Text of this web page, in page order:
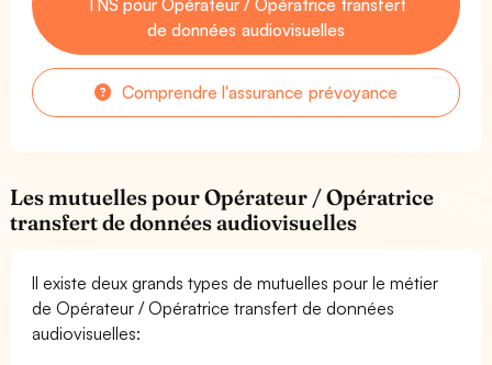
de données audiovisuelles
Comprendre l'assurance prévoyance
Les mutuelles pour Opérateur / Opératrice
transfert de données audiovisuelles
Il existe deux grands types de mutuelles pour le métier
de Opérateur / Opératrice transfert de données
audiovisuelles: